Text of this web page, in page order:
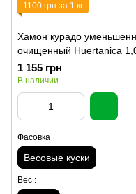
1100 грн за 1 кг
Хамон курадо
очищенный Huertanica
1 155 грн
В наличии
Фасовка
Весовые куски
Вес :